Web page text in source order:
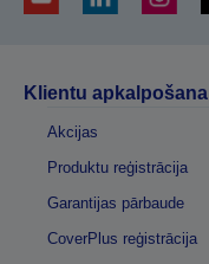
Klientu apkalpošana
Akcijas
Produktu reģistrācija
Garantijas pārbaude
CoverPlus reģistrācija